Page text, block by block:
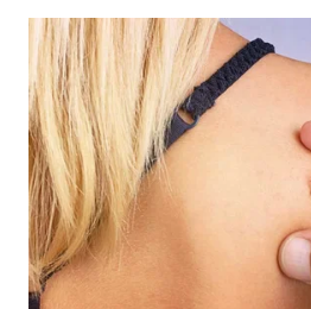
WN
PRIANGAN
TIMUR
WN
SEMARANG
WN
SOLO